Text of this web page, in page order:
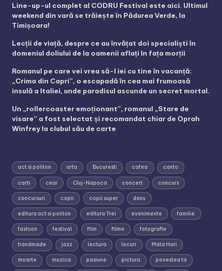
Line-up-ul complet al CODRU Festival este aici. Ultimul
weekend din vară se trăiește în Pădurea Verde, la
Timișoara!
Lecții de viață, despre ce au învățat doi specialiști în
domeniul doliului de la oamenii aflați în fața morții
Romanul pe care vei vrea să-l iei cu tine în vacanță:
„Crima din Capri”, o escapadă în cea mai frumoasă
insulă a Italiei, unde paradisul ascunde un secret mortal.
Un „rollercoaster emoționant”, romanul „Stare de
visare” a fost selectat și recomandat chiar de Oprah
Winfrey la clubul său de carte
act si politon arta Bucuresti cafea canto
carti ceai Cluj-Napoca concert concurs
concursuri copii copii super dans
editura act si politon editura Trei evenimente familie
fashion festival film filme fotografie
handmade jazz lectura locuri Mata Hari
moarte muzica pasiune pictura povestea ta